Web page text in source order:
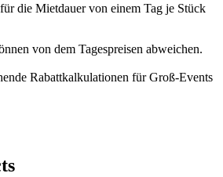
die Mietdauer von einem Tag je Stück
von dem Tagespreisen abweichen.
Rabattkalkulationen für Groß-Events